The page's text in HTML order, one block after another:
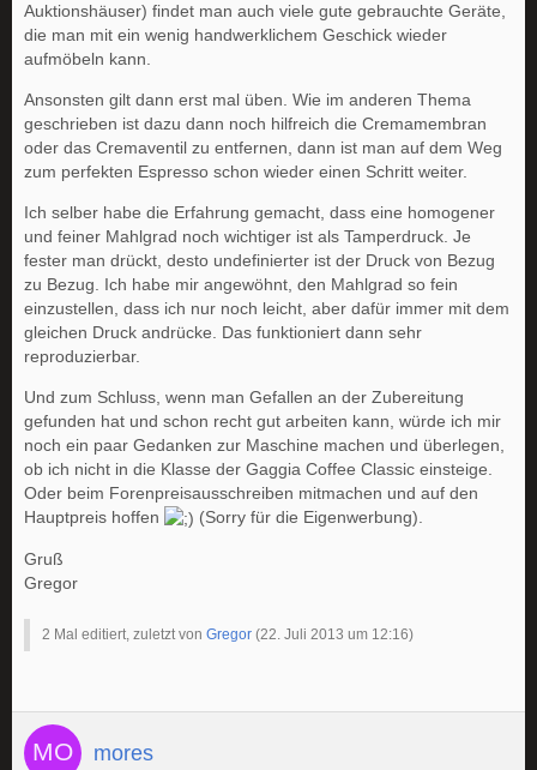
Auktionshäuser) findet man auch viele gute gebrauchte Geräte,
die man mit ein wenig handwerklichem Geschick wieder
aufmöbeln kann.
Ansonsten gilt dann erst mal üben. Wie im anderen Thema
geschrieben ist dazu dann noch hilfreich die Cremamembran
oder das Cremaventil zu entfernen, dann ist man auf dem Weg
zum perfekten Espresso schon wieder einen Schritt weiter.
Ich selber habe die Erfahrung gemacht, dass eine homogener
und feiner Mahlgrad noch wichtiger ist als Tamperdruck. Je
fester man drückt, desto undefinierter ist der Druck von Bezug
zu Bezug. Ich habe mir angewöhnt, den Mahlgrad so fein
einzustellen, dass ich nur noch leicht, aber dafür immer mit dem
gleichen Druck andrücke. Das funktioniert dann sehr
reproduzierbar.
Und zum Schluss, wenn man Gefallen an der Zubereitung
gefunden hat und schon recht gut arbeiten kann, würde ich mir
noch ein paar Gedanken zur Maschine machen und überlegen,
ob ich nicht in die Klasse der Gaggia Coffee Classic einsteige.
Oder beim Forenpreisausschreiben mitmachen und auf den
Hauptpreis hoffen
(Sorry für die Eigenwerbung).
Gruß
Gregor
2 Mal editiert, zuletzt von Gregor (22. Juli 2013 um 12:16)
mores